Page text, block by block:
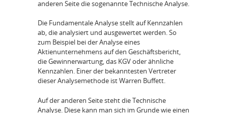
anderen Seite die sogenannte Technische Analyse.
Die Fundamentale Analyse stellt auf Kennzahlen
ab, die analysiert und ausgewertet werden. So
zum Beispiel bei der Analyse eines
Aktienunternehmens auf den Geschäftsbericht,
die Gewinnerwartung, das KGV oder ähnliche
Kennzahlen. Einer der bekanntesten Vertreter
dieser Analysemethode ist Warren Buffett.
Auf der anderen Seite steht die Technische
Analyse. Diese kann man sich im Grunde wie einen